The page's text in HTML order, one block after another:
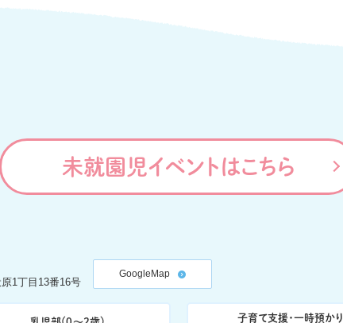
未就園児イベントはこちら
1丁目13番16号
GoogleMap
子育て支援・一時預かり